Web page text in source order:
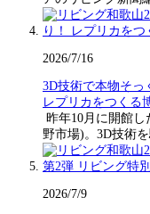
2026/7/16
3D技術で本物そっ
レプリカをつくる
昨年10月に開館
野市場)。3D技術
2026/7/9